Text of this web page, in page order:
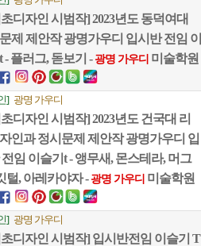
디자인 시범작] 2023년도 동덕여대
제 제안작 광명가우디 입시반 전임 이
- 플러그, 돋보기 - 광명 가우디 미술학원
] 광명 가우디
디자인 시범작] 2023년도 건국대 리
인과 정시문제 제안작 광명가우디 입
임 이슬기t - 앵무새, 몬스테라, 머그
털, 아레카야자 -광명 가우디 미술학원
] 광명 가우디
디자인 시범작] 입시반전임 이슬기 T